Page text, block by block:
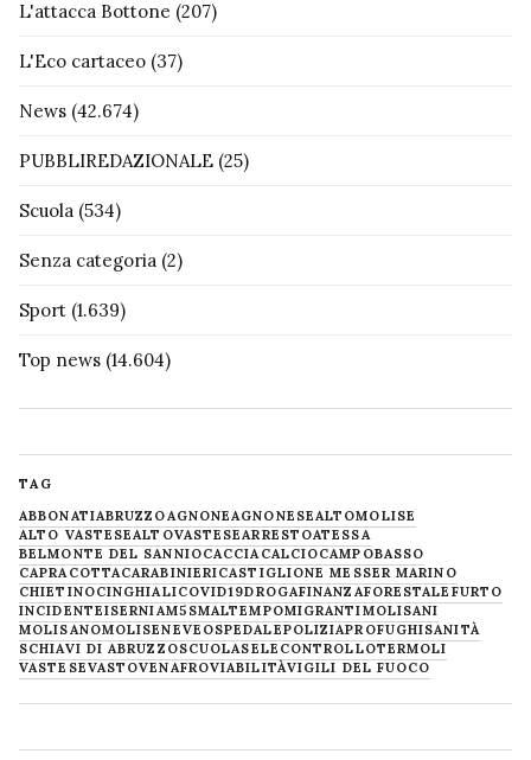
L'attacca Bottone (207)
L'Eco cartaceo (37)
News (42.674)
PUBBLIREDAZIONALE (25)
Scuola (534)
Senza categoria (2)
Sport (1.639)
Top news (14.604)
TAG
ABBONATIABRUZZOAGNONEAGNONESEALTOMOLISE
ALTO VASTESEALTOVASTESEARRESTOATESSA
BELMONTE DEL SANNIOCACCIACALCIOCAMPOBASSO
CAPRACOTTACARABINIERICASTIGLIONE MESSER MARINO
CHIETINOCINGHIALICOVID19DROGAFINANZAFORESTALE FURTO
INCIDENTEISERNIAM5SMALTEMPOMIGRANTIMOLISANI
MOLISANOMOLISENEVE OSPEDALEPOLIZIAPROFUGHISANITÀ
SCHIAVI DI ABRUZZOSCUOLASELECONTROLLOTERMOLI
VASTESEVASTOVENAFROVIABILITÀVIGILI DEL FUOCO